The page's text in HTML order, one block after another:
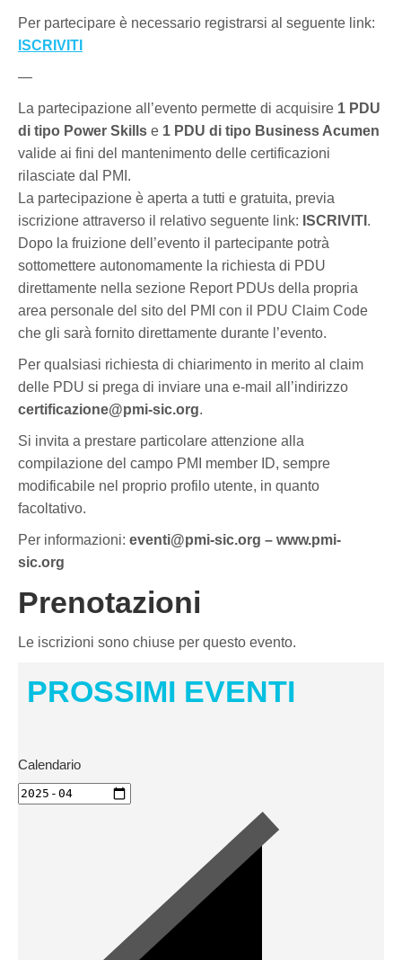
Per partecipare è necessario registrarsi al seguente link:
ISCRIVITI
—
La partecipazione all’evento permette di acquisire 1 PDU
di tipo Power Skills e 1 PDU di tipo Business Acumen
valide ai fini del mantenimento delle certificazioni
rilasciate dal PMI.
La partecipazione è aperta a tutti e gratuita, previa
iscrizione attraverso il relativo seguente link: ISCRIVITI .
Dopo la fruizione dell’evento il partecipante potrà
sottomettere autonomamente la richiesta di PDU
direttamente nella sezione Report PDUs della propria
area personale del sito del PMI con il PDU Claim Code
che gli sarà fornito direttamente durante l’evento.
Per qualsiasi richiesta di chiarimento in merito al claim
delle PDU si prega di inviare una e-mail all’indirizzo
certificazione@pmi-sic.org.
Si invita a prestare particolare attenzione alla
compilazione del campo PMI member ID, sempre
modificabile nel proprio profilo utente, in quanto
facoltativo.
Per informazioni: eventi@pmi-sic.org – www.pmi-
sic.org
Prenotazioni
Le iscrizioni sono chiuse per questo evento.
PROSSIMI EVENTI
Calendario